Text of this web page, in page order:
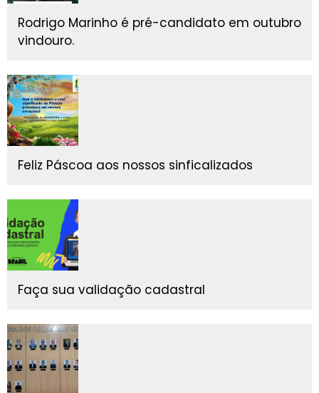
Rodrigo Marinho é pré-candidato em outubro
vindouro.
Feliz Páscoa aos nossos sinficalizados
Faça sua validação cadastral